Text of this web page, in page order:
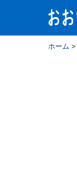
ホーム